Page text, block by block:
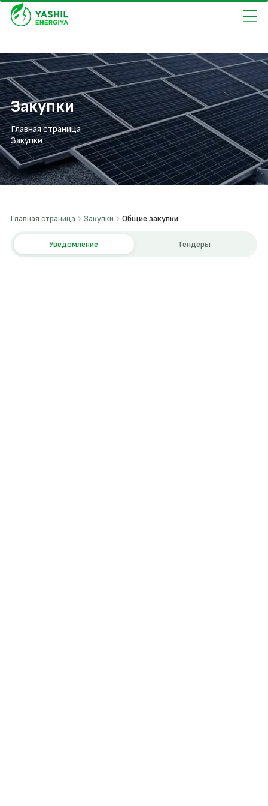
Закупки
Главная страница
Закупки
Главная страница Закупки Общие закупки
Уведомление Тендеры